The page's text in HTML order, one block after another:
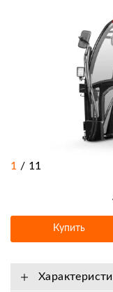
1 / 11
Купить